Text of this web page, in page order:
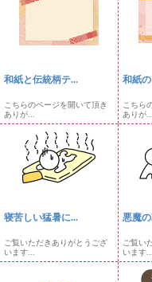
和紙と伝統柄テ...
こちらのページを開いて頂き
ありが...
和紙
こちら
ありが...
寝苦しい猛暑に...
ご覧いただきありがとうござ
います...
悪魔
ご覧い
います...